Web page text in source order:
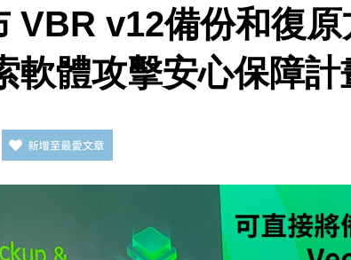
VBR v12備份和復原
軟體攻擊安心保障計
Email